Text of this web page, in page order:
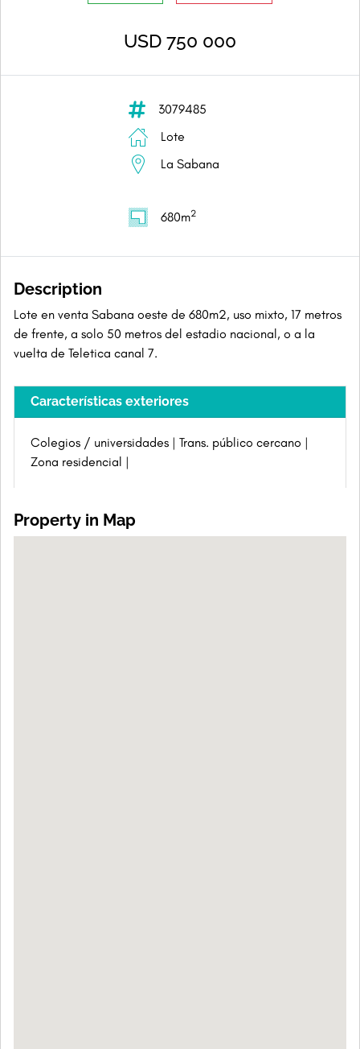
USD 750 000
3079485
Lote
La Sabana
680m2
Description
Lote en venta Sabana oeste de 680m2, uso mixto, 17 metros
de frente, a solo 50 metros del estadio nacional, o a la
vuelta de Teletica canal 7.
Características exteriores
Colegios / universidades
Trans. público cercano
Zona residencial
Property in Map